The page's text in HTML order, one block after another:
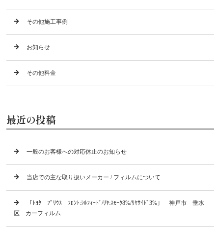
その他施工事例
お知らせ
その他料金
最近の投稿
一般のお客様への対応休止のお知らせ
当店での主な取り扱いメーカー / フィルムについて
「ﾄﾖﾀ ﾌﾟﾘｳｽ ﾌﾛﾝﾄ:ｼﾙﾌｨｰﾄﾞ/ﾘﾔ:ｽﾓｰｸ8%/ﾘﾔｻｲﾄﾞ3%」 神戸市 垂水
区 カーフィルム